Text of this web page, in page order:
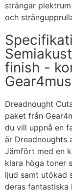
strängar
och
finish -
Dreadnought
paket från
du vill uppnå en
är Dreadnoughts
Jämfört med en
klara höga toner
ljud samt utökad
deras